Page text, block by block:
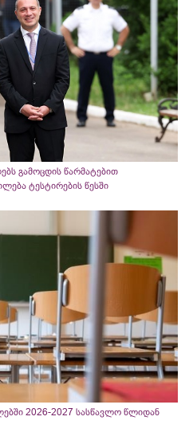
გამოცდის წარმატებით
ტესტირების წესში
2026-2027 სასწავლო წლიდან